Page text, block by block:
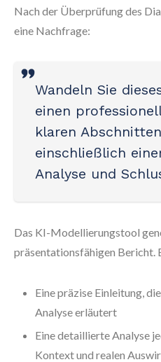
Nach der Überprüfung des
eine Nachfrage:
Wandeln Sie
einen
klaren
einschließlich
Analyse und
Das KI-Modellierungstool
präsentationsfähigen Bericht.
Eine präzise Einleitung,
Analyse erläutert
Eine detaillierte Analyse
Kontext und realen